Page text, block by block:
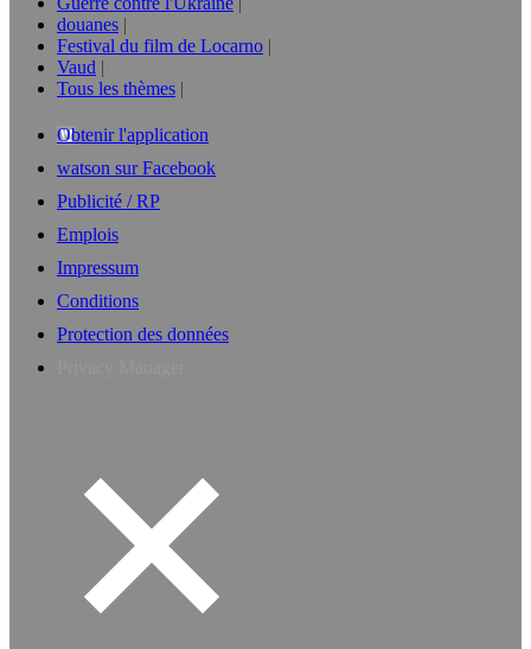
douanes
Festival du film de Locarno
Vaud
Tous les thèmes
Obtenir l'application
watson sur Facebook
Publicité / RP
Emplois
Impressum
Conditions
Protection des données